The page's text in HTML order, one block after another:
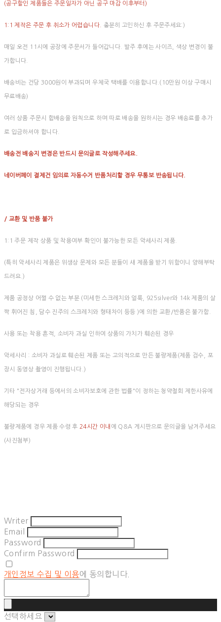
(공구할인 제품들은 주문일자가 아닌 공구 마감 이후부터)
1:1 제작은 주문 후 취소가 어렵습니다. 충분히 고민하신 후 주문주세요:)
매일 오전 11시에 공장에 주문서가 들어갑니다. 발주 후에는 사이즈, 색상 변경이 불
가합니다.
배송비는 건당 3000원이 부과되며 우체국 택배를 이용합니다.(10만원 이상 구매시
무료배송)
여러 상품 주문시 합배송을 원칙으로 하며 따로 배송을 원하시는 경우 배송료를 추가
로 입금하셔야 합니다.
배송전 배송지 변경은 반드시 문의글로 작성해주세요.
네이버페이 결제건 임의로 자동수거 반품처리할 경우 무통보 반송됩니다.
/ 교환 및 반품 불가
1:1 주문 제작 상품 및 착용여부 확인이 불가능한 모든 악세사리 제품.
(특히 악세사리 제품은 위생상 문제와 모든 분들이 새 제품을 받기 위함이니 양해부탁
드려요.)
제품 공정상 어쩔 수 없는 부분 (미세한 스크레치와 얼룩, 925silver와 14k 제품의 살
짝 휘어진 침, 담수 진주의 스크레치와 형태차이 등등 )에 의한 교환/반품은 불가함.
사용 또는 착용 흔적, 소비자 과실 인하여 상품의 가치가 훼손된 경우
악세사리 : 소비자 과실로 훼손된 제품 또는 고의적으로 만든 불량제품(제품 검수, 포
장시 동영상 촬영이 진행됩니다.)
기타 "전자상거래 등에서의 소비자보호에 관한 법률"이 정하는 청약철회 제한사유에
해당되는 경우
불량제품에 경우 제품 수령 후 24시간 이내 에 Q&A 게시판으로 문의글을 남겨주세요
(사진첨부)
Writer
Email
Password
Confirm Password
개인정보 수집 및 이용에 동의합니다.
선택하세요